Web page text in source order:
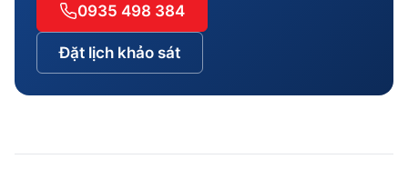
0935 498 384
Đặt lịch khảo sát